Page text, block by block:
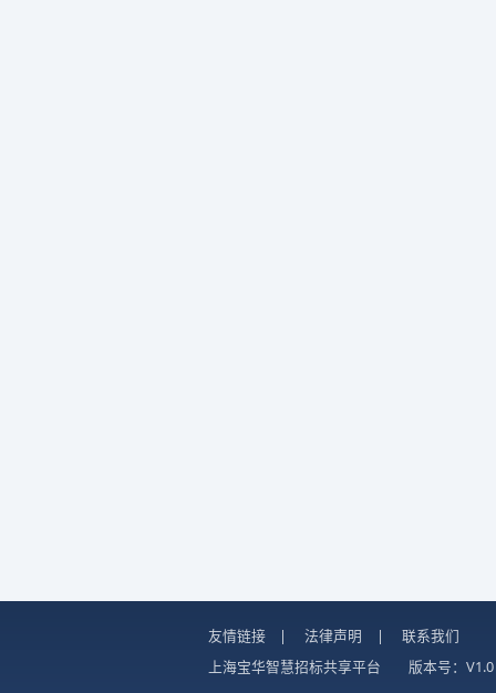
友情链接 | 法律声明 |
联系我们
上海宝华智慧招标共享平台
版本号：V1.0